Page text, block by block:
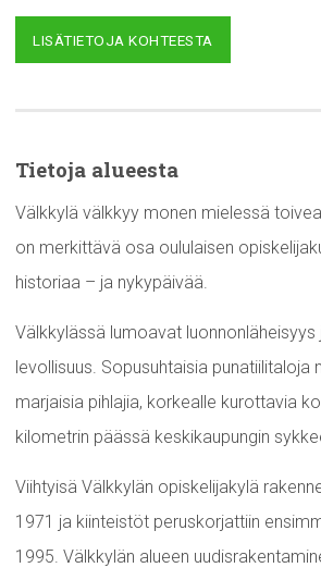
LISÄTIETOJA KOHTEESTA
Tietoja alueesta
Välkkylä välkkyy monen mielessä
on merkittävä osa oululaisen
historiaa – ja nykypäivää.
Välkkylässä lumoavat luonnonläheisyys
levollisuus. Sopusuhtaisia punatiilitaloja
marjaisia pihlajia, korkealle kurottavia
kilometrin päässä keskikaupungin
Viihtyisä Välkkylän opiskelijakylä
1971 ja kiinteistöt peruskorjattiin
1995. Välkkylän alueen